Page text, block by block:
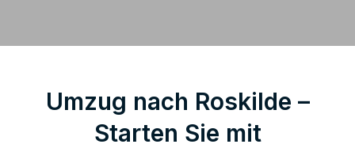
Umzug nach Roskilde –
Starten Sie mit